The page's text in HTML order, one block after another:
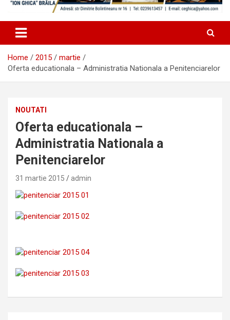
Home 2015
martie
Oferta educationala – Administratia Nationala a Penitenciarelor
NOUTATI
Oferta educationala –
Administratia Nationala a
Penitenciarelor
31 martie 2015 admin